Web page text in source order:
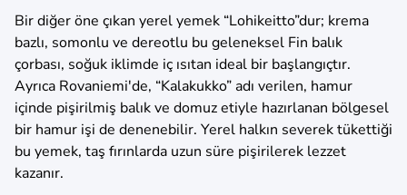
Bir diğer öne çıkan yerel yemek “Lohikeitto”dur; krema
bazlı, somonlu ve dereotlu bu geleneksel Fin balık
çorbası, soğuk iklimde iç ısıtan ideal bir başlangıçtır.
Ayrıca Rovaniemi'de, “Kalakukko” adı verilen, hamur
içinde pişirilmiş balık ve domuz etiyle hazırlanan bölgesel
bir hamur işi de denenebilir. Yerel halkın severek tükettiği
bu yemek, taş fırınlarda uzun süre pişirilerek lezzet
kazanır.